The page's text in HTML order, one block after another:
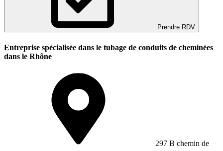
Prendre RDV
Entreprise spécialisée dans le tubage de conduits de cheminées
dans le Rhône
297 B chemin de